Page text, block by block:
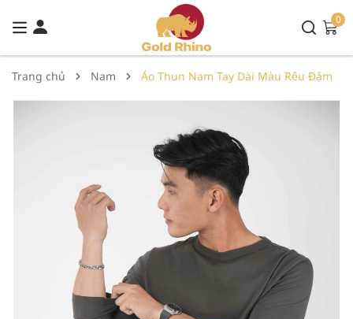
0
Trang chủ Nam Áo Thun Nam Tay Dài Màu Rêu Đậm